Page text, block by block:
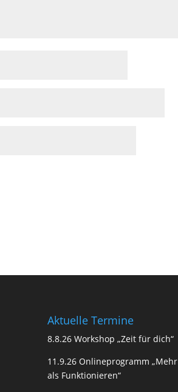
Aktuelle Termine
8.8.26 Workshop „Zeit für dich“
11.9.26 Onlineprogramm „Mehr
als Funktionieren“